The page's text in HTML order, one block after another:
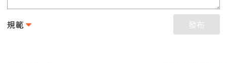
規範 發布